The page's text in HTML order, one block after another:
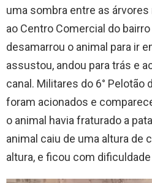
uma sombra entre as
ao Centro Comercial do
desamarrou o animal para ir
assustou, andou para trás e
canal. Militares do 6° Pelotão
foram acionados e
o animal havia fraturado a
animal caiu de uma altura de
altura, e ficou com dificuldade